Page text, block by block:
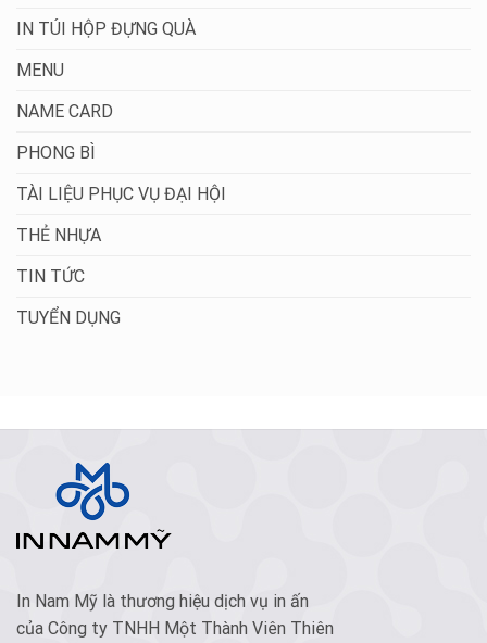
IN TÚI HỘP ĐỰNG QUÀ
MENU
NAME CARD
PHONG BÌ
TÀI LIỆU PHỤC VỤ ĐẠI HỘI
THẺ NHỰA
TIN TỨC
TUYỂN DỤNG
In Nam Mỹ là thương hiệu dịch vụ in ấn
của Công ty TNHH Một Thành Viên Thiên